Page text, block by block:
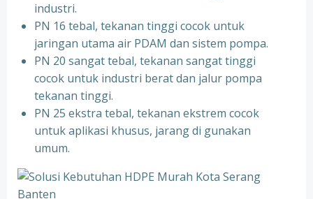
industri.
PN 16 tebal, tekanan tinggi cocok untuk
jaringan utama air PDAM dan sistem pompa.
PN 20 sangat tebal, tekanan sangat tinggi
cocok untuk industri berat dan jalur pompa
tekanan tinggi.
PN 25 ekstra tebal, tekanan ekstrem cocok
untuk aplikasi khusus, jarang di gunakan
umum.